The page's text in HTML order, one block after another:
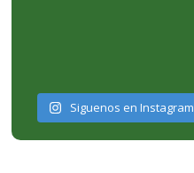
Siguenos en Instagram